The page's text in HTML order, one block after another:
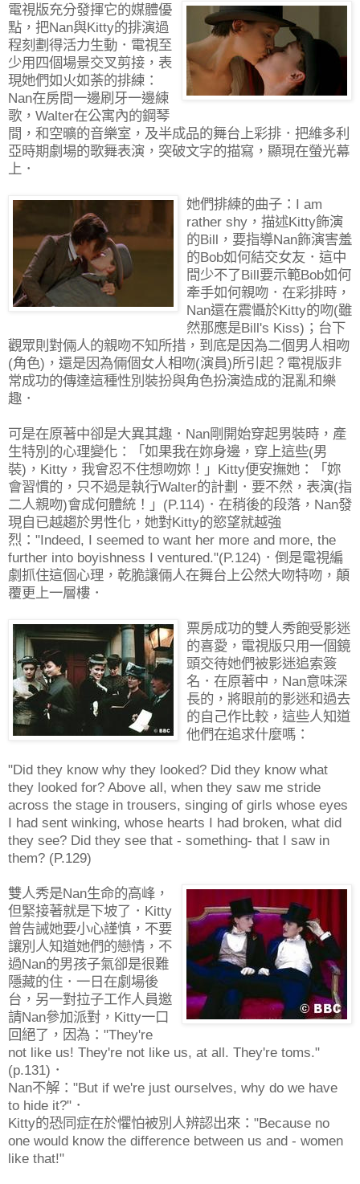
電視版充分發揮它的媒體優
點，把Nan與Kitty的排演過
程刻劃得活力生動．電視至
少用四個場景交叉剪接，表
現她們如火如荼的排練：
Nan在房間一邊刷牙一邊練
歌，Walter在公寓內的鋼琴
間，和空曠的音樂室，及半成品的舞台上彩排．把維多利
亞時期劇場的歌舞表演，突破文字的描寫，顯現在螢光幕
上．
她們排練的曲子：I am
rather shy，描述Kitty飾演
的Bill，要指導Nan飾演害羞
的Bob如何結交女友．這中
間少不了Bill要示範Bob如何
牽手如何親吻．在彩排時，
Nan還在震懾於Kitty的吻(雖
然那應是Bill's Kiss)；台下
觀眾則對倆人的親吻不知所措，到底是因為二個男人相吻
(角色)，還是因為倆個女人相吻(演員)所引起？電視版非
常成功的傳達這種性別裝扮與角色扮演造成的混亂和樂
趣．
可是在原著中卻是大異其趣．Nan剛開始穿起男裝時，產
生特別的心理變化：「如果我在妳身邊，穿上這些(男
裝)，Kitty，我會忍不住想吻妳！」Kitty便安撫她：「妳
會習慣的，只不過是執行Walter的計劃．要不然，表演(指
二人親吻)會成何體統！」(P.114)．在稍後的段落，Nan發
現自已越趨於男性化，她對Kitty的慾望就越強
烈："Indeed, I seemed to want her more and more, the
further into boyishness I ventured."(P.124)．倒是電視編
劇抓住這個心理，乾脆讓倆人在舞台上公然大吻特吻，顛
覆更上一層樓．
票房成功的雙人秀飽受影迷
的喜愛，電視版只用一個鏡
頭交待她們被影迷追索簽
名．在原著中，Nan意味深
長的，將眼前的影迷和過去
的自己作比較，這些人知道
他們在追求什麼嗎：
"Did they know why they looked? Did they know what
they looked for? Above all, when they saw me stride
across the stage in trousers, singing of girls whose eyes
I had sent winking, whose hearts I had broken, what did
they see? Did they see that - something- that I saw in
them? (P.129)
雙人秀是Nan生命的高峰，
但緊接著就是下坡了．Kitty
曾告誡她要小心謹慎，不要
讓別人知道她們的戀情，不
過Nan的男孩子氣卻是很難
隱藏的住．一日在劇場後
台，另一對拉子工作人員邀
請Nan參加派對，Kitty一口
回絕了，因為："They're
not like us! They're not like us, at all. They're toms."
(p.131)．
Nan不解："But if we're just ourselves, why do we have
to hide it?"．
Kitty的恐同症在於懼怕被別人辨認出來："Because no
one would know the difference between us and - women
like that!"